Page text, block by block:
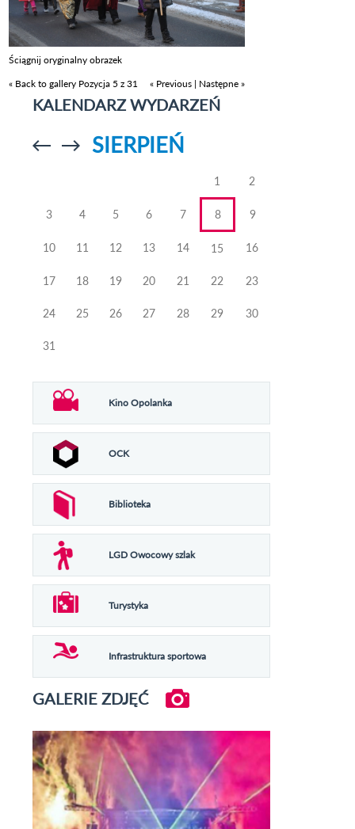
Ściągnij oryginalny obrazek
« Back to gallery Pozycja 5 z 31 « Previous | Następne »
KALENDARZ WYDARZEŃ
Przejdź doPrzejdź do
SIERPIEŃ
1 2
3 4 5 6 7 8 9
10 11 12 13 14 15 16
17 18 19 20 21 22 23
24 25 26 27 28 29 30
31
Kino Opolanka
OCK
Biblioteka
LGD Owocowy szlak
Turystyka
Infrastruktura sportowa
GALERIE ZDJĘĆ